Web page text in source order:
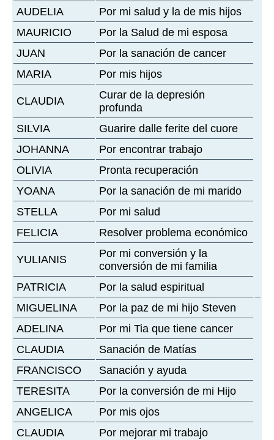
AUDELIA
Por mi salud y la de mis hijos
MAURICIO
Por la Salud de mi esposa
JUAN
Por la sanación de cancer
MARIA
Por mis hijos
CLAUDIA
Curar de la depresión
profunda
SILVIA
Guarire dalle ferite del cuore
JOHANNA
Por encontrar trabajo
OLIVIA
Pronta recuperación
YOANA
Por la sanación de mi marido
STELLA
Por mi salud
FELICIA
Resolver problema económico
YULIANIS
Por mi conversión y la
conversión de mi familia
PATRICIA
Por la salud espiritual
MIGUELINA
Por la paz de mi hijo Steven
ADELINA
Por mi Tia que tiene cancer
CLAUDIA
Sanación de Matías
FRANCISCO
Sanación y ayuda
TERESITA
Por la conversión de mi Hijo
ANGELICA
Por mis ojos
CLAUDIA
Por mejorar mi trabajo